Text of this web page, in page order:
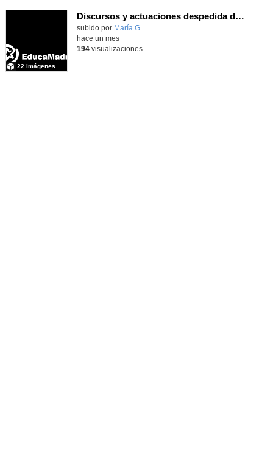
Discursos y actuaciones despedida de 4º
Contenido educativo.
subido por María G.
22 imágenes
hace un mes
194visualizaciones